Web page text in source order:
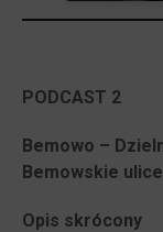
PODCAST 2
Bemowo –
Bemowskie ulice
Opis skrócony